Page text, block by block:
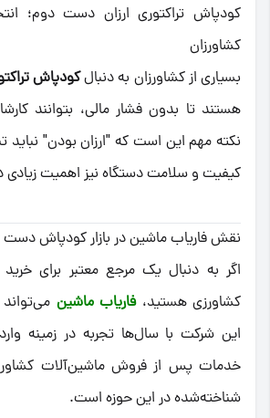
کودپاش تراکتوری ارزان دست دوم؛
کشاورزان
بسیاری از کشاورزان به دنبالکودپاش
هستند تا بدون فشار مالی، بتوانند
نکته مهم این است که "ارزان بودن" نباید
کیفیت و سلامت دستگاه نیز اهمیت زیادی
نقش فاریاب ماشین در بازار کودپاش
اگر به دنبال یک مرجع معتبر برای
کشاورزی هستید،فاریاب ماشین
این شرکت با سال‌ها تجربه در زمینه
خدمات پس از فروش ماشین‌آلات
شناخته‌شده در این حوزه است.